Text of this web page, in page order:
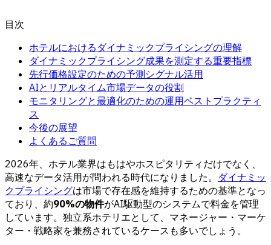
目次
ホテルにおけるダイナミックプライシングの理解
ダイナミックプライシング成果を測定する重要指標
先行価格設定のための予測シグナル活用
AIとリアルタイム市場データの役割
モニタリングと最適化のための運用ベストプラクティ
ス
今後の展望
よくあるご質問
2026年、ホテル業界はもはやホスピタリティだけでなく、
高速なデータ活用が問われる時代になりました。 ダイナミッ
クプライシングは市場で存在感を維持するための基準となっ
ており、約90%の物件がAI駆動型のシステムで料金を管理
しています。独立系ホテリエとして、マネージャー・マーケ
ター・戦略家を兼務されているケースも多いでしょう。